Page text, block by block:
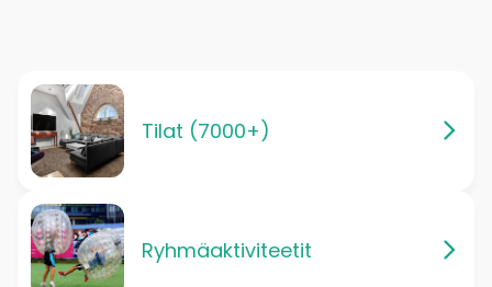
Tilat (7000+)
Ryhmäaktiviteetit